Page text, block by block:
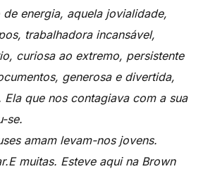
energia, aquela jovialidade,
trabalhadora incansável,
curiosa ao extremo, persistente
generosa e divertida,
que nos contagiava com a sua
se.
amam levam-nos jovens.
muitas. Esteve aqui na Brown